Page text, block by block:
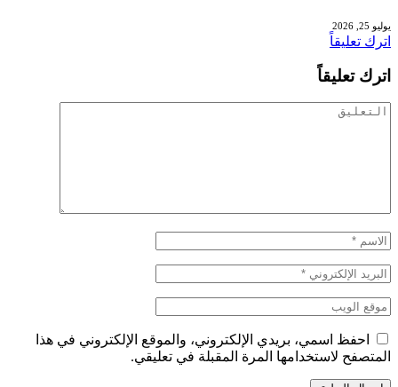
يوليو 25, 2026
اترك تعليقاً
اترك تعليقاً
احفظ اسمي، بريدي الإلكتروني، والموقع الإلكتروني في هذا
المتصفح لاستخدامها المرة المقبلة في تعليقي.